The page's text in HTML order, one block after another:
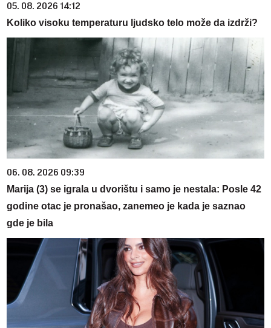
05. 08. 2026 14:12
Koliko visoku temperaturu ljudsko telo može da izdrži?
06. 08. 2026 09:39
Marija (3) se igrala u dvorištu i samo je nestala: Posle 42
godine otac je pronašao, zanemeo je kada je saznao
gde je bila